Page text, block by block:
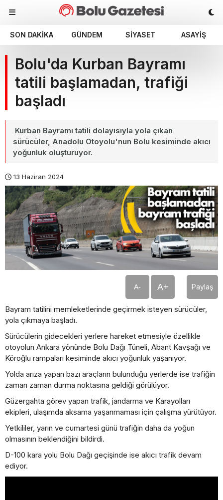
SON DAKIKA GÜNDEM SIYASET ASAYIŞ
Bolu'da Kurban Bayramı
tatili başlamadan, trafiği
başladı
Kurban Bayramı tatili dolayısıyla yola çıkan
sürücüler, Anadolu Otoyolu'nun Bolu kesiminde akıcı
yoğunluk oluşturuyor.
13 Haziran 2024
A- A+ Paylaş
Bayram tatilini memleketlerinde geçirmek isteyen sürücüler,
yola çıkmaya başladı.
Sürücülerin gidecekleri yerlere hareket etmesiyle özellikle
otoyolun Ankara yönünde Bolu Dağı Tüneli, Abant Kavşağı ve
Köroğlu rampaları kesiminde akıcı yoğunluk yaşanıyor.
Yolda arıza yapan bazı araçların bulunduğu yerlerde ise trafiğin
zaman zaman durma noktasına geldiği görülüyor.
Güzergahta görev yapan trafik, jandarma ve Karayolları
ekipleri, ulaşımda aksama yaşanmaması için çalışma yürütüyor.
Yetkililer, yarın ve cumartesi günü trafiğin daha da yoğun
olmasının beklendiğini bildirdi.
D-100 kara yolu Bolu Dağı geçişinde ise akıcı trafik devam
ediyor.